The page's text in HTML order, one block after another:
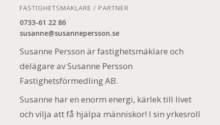
FASTIGHETSMÄKLARE / PARTNER
0733-61 22 86
susanne@susannepersson.se
Susanne Persson är fastighetsmäklare och
delägare av Susanne Persson
Fastighetsförmedling AB.
Susanne har en enorm energi, kärlek till livet
och vilja att få hjälpa människor! I sin yrkesroll